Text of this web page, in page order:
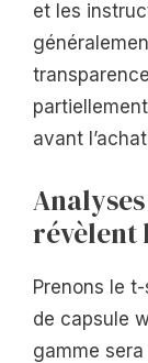
et les
avant
révèlent
Prenons le
de capsule
gamme